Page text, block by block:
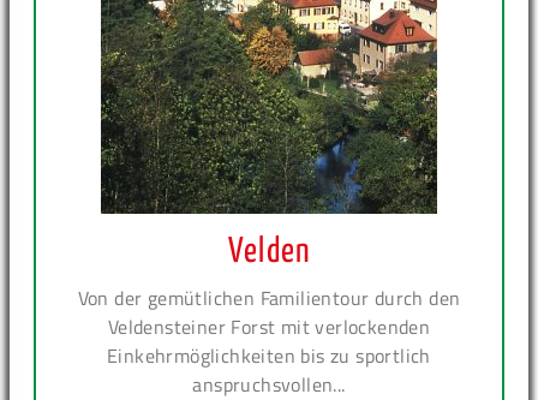
Velden
Von der gemütlichen Familientour durch den
Veldensteiner Forst mit verlockenden
Einkehrmöglichkeiten bis zu sportlich
anspruchsvollen...